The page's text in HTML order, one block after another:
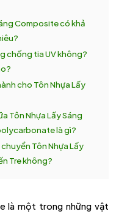
Composite có khả
chống tia UV không?
cho Tôn Nhựa Lấy
Tôn Nhựa Lấy Sáng
là gì?
Tôn Nhựa Lấy
Tre không?
là một trong những vật